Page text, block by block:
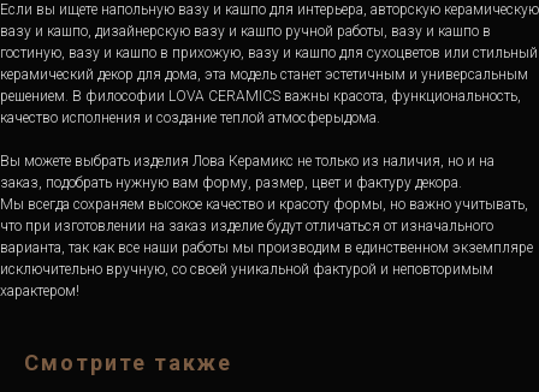
Если вы ищете напольную вазу и кашпо для интерьера, авторскую керамическую
вазу и кашпо, дизайнерскую вазу и кашпо ручной работы, вазу и кашпо в
гостиную, вазу и кашпо в прихожую, вазу и кашпо для сухоцветов или стильный
керамический декор для дома, эта модель станет эстетичным и универсальным
решением. В философии LOVA CERAMICS важны красота, функциональность,
качество исполнения и создание теплой атмосферыдома.
Вы можете выбрать изделия Лова Керамикс не только из наличия, но и на
заказ, подобрать нужную вам форму, размер, цвет и фактуру декора.
Мы всегда сохраняем высокое качество и красоту формы, но важно учитывать,
что при изготовлении на заказ изделие будут отличаться от изначального
варианта, так как все наши работы мы производим в единственном экземпляре
исключительно вручную, со своей уникальной фактурой и неповторимым
характером!
Смотрите также